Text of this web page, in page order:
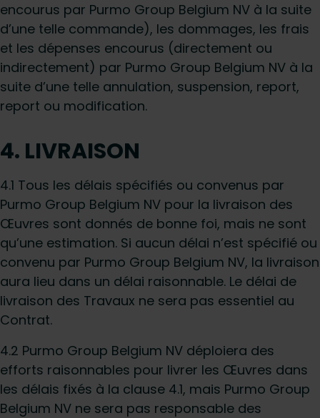
encourus par Purmo Group Belgium NV à la suite
d’une telle commande), les dommages, les frais
et les dépenses encourus (directement ou
indirectement) par Purmo Group Belgium NV à la
suite d’une telle annulation, suspension, report,
report ou modification.
4. LIVRAISON
4.1 Tous les délais spécifiés ou convenus par
Purmo Group Belgium NV pour la livraison des
Œuvres sont donnés de bonne foi, mais ne sont
qu’une estimation. Si aucun délai n’est spécifié ou
convenu par Purmo Group Belgium NV, la livraison
aura lieu dans un délai raisonnable. Le délai de
livraison des Travaux ne sera pas essentiel au
Contrat.
4.2 Purmo Group Belgium NV déploiera des
efforts raisonnables pour livrer les Œuvres dans
les délais fixés à la clause 4.1, mais Purmo Group
Belgium NV ne sera pas responsable des